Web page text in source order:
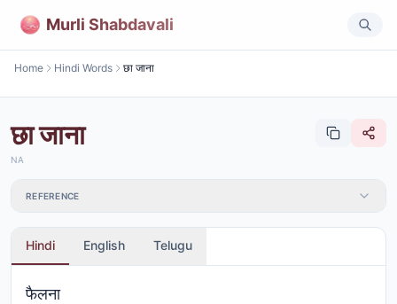
Murli Shabdavali
Home Hindi Words छा जाना
छा जाना
NA
REFERENCE
Hindi English Telugu
फैलना